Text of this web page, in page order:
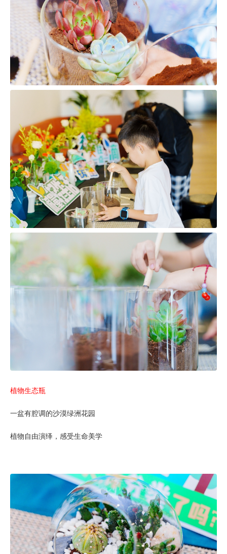
植物生态瓶
一盆有腔调的沙漠绿洲花园
植物自由演绎，感受生命美学